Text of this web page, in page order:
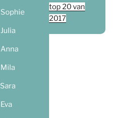
Sophie
Julia
Anna
Mila
Sara
Eva
top 20 van
2017